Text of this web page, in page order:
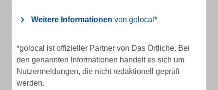
Weitere Informationen von golocal*
*golocal ist offizieller Partner von Das Örtliche. Bei
den genannten Informationen handelt es sich um
Nutzermeldungen, die nicht redaktionell geprüft
werden.